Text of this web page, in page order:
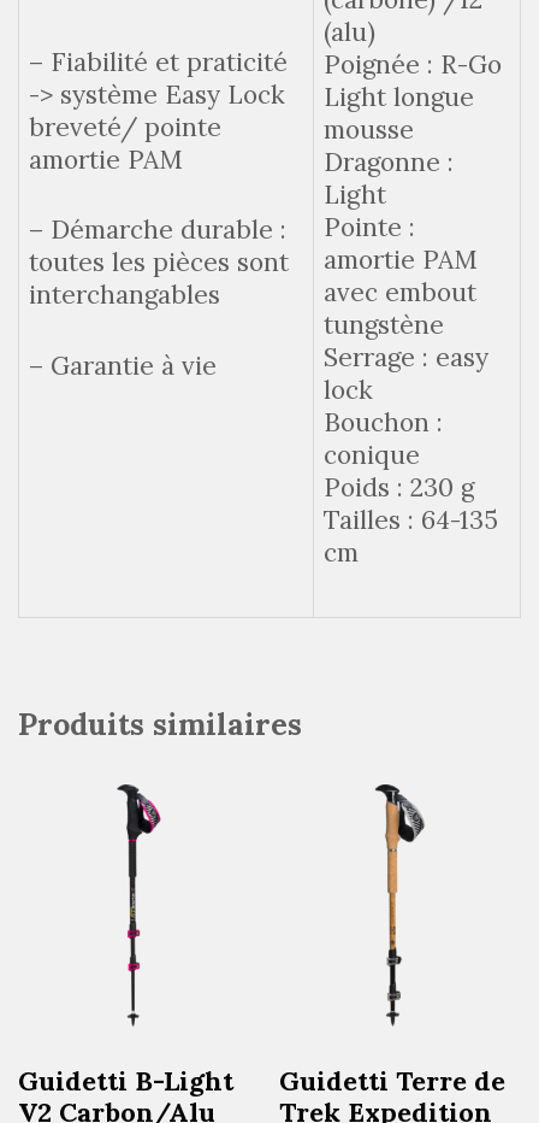
– Fiabilité et praticité
-> système Easy Lock
breveté/ pointe
amortie PAM
– Démarche durable :
toutes les pièces sont
interchangables
– Garantie à vie
(alu)
Poignée : R-Go
Light longue
mousse
Dragonne :
Light
Pointe :
amortie PAM
avec embout
tungstène
Serrage : easy
lock
Bouchon :
conique
Poids : 230 g
Tailles : 64-135
cm
Produits similaires
Guidetti B-Light
V2 Carbon/Alu
Guidetti Terre de
Trek Expedition